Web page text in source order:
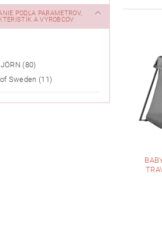
PODĽA PARAMETROV,
A VÝROBCOV
(80)
Sweden (11)